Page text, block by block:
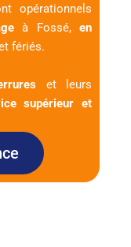
opérationnels
à Fossé,en
fériés.
et leurs
supérieur et